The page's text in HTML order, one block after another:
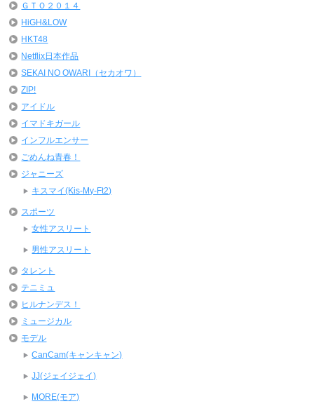
ＧＴＯ２０１４
HiGH&LOW
HKT48
Netflix日本作品
SEKAI NO OWARI（セカオワ）
ZIP!
アイドル
イマドキガール
インフルエンサー
ごめんね青春！
ジャニーズ
キスマイ(Kis-My-Ft2)
スポーツ
女性アスリート
男性アスリート
タレント
テニミュ
ヒルナンデス！
ミュージカル
モデル
CanCam(キャンキャン)
JJ(ジェイジェイ)
MORE(モア)